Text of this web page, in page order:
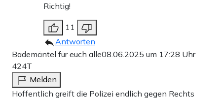
Richtig!
11
Antworten
Bademäntel für euch alle08.06.2025 um 17:28 Uhr
424T
Melden
Hoffentlich greift die Polizei endlich gegen Rechts